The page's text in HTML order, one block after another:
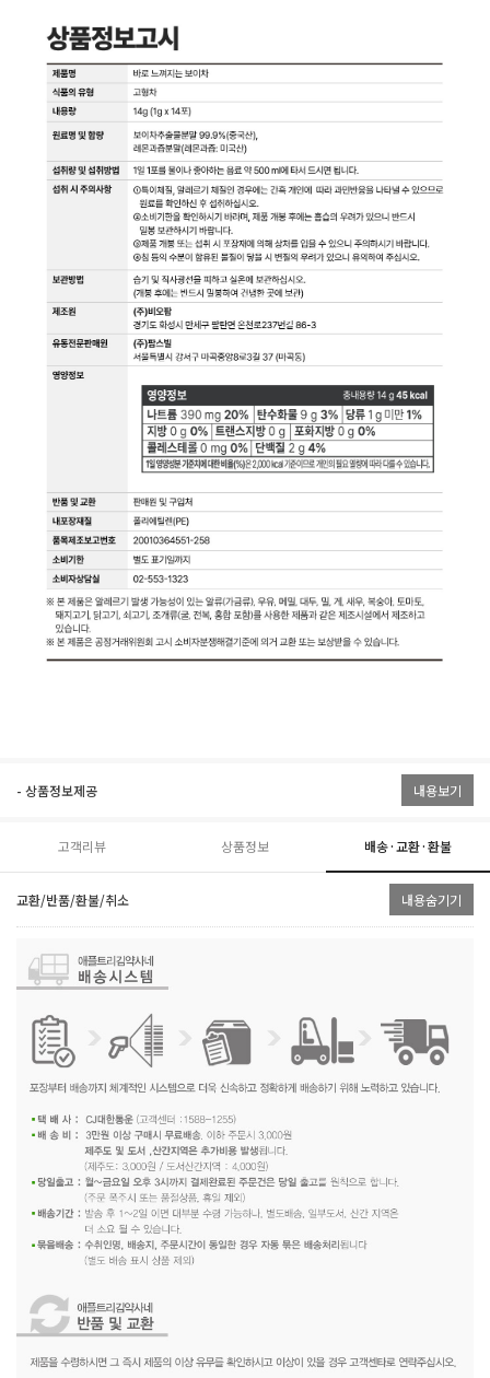
- 상품정보제공 내용보기
고객리뷰 상품정보 배송·교환·환불
교환/반품/환불/취소 내용숨기기